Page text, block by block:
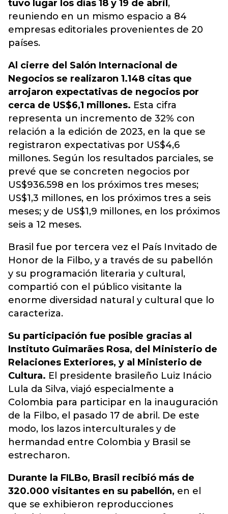
tuvo lugar los días 18 y 19 de abril ,
reuniendo en un mismo espacio a 84
empresas editoriales provenientes de 20
países.
Al cierre del Salón Internacional de
Negocios se realizaron 1.148 citas que
arrojaron expectativas de negocios por
cerca de US$6,1 millones. Esta cifra
representa un incremento de 32% con
relación a la edición de 2023, en la que se
registraron expectativas por US$4,6
millones. Según los resultados parciales, se
prevé que se concreten negocios por
US$936.598 en los próximos tres meses;
US$1,3 millones, en los próximos tres a seis
meses; y de US$1,9 millones, en los próximos
seis a 12 meses.
Brasil fue por tercera vez el País Invitado de
Honor de la Filbo, y a través de su pabellón
y su programación literaria y cultural,
compartió con el público visitante la
enorme diversidad natural y cultural que lo
caracteriza.
Su participación fue posible gracias al
Instituto Guimarães Rosa, del Ministerio de
Relaciones Exteriores, y al Ministerio de
Cultura. El presidente brasileño Luiz Inácio
Lula da Silva, viajó especialmente a
Colombia para participar en la inauguración
de la Filbo, el pasado 17 de abril. De este
modo, los lazos interculturales y de
hermandad entre Colombia y Brasil se
estrecharon.
Durante la FILBo, Brasil recibió más de
320.000 visitantes en su pabellón, en el
que se exhibieron reproducciones